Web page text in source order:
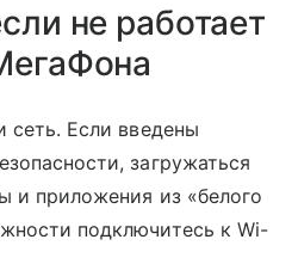
не работает
сеть. Если введены
загружаться
и приложения из «белого
подключитесь к Wi-